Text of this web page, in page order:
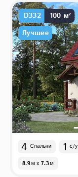
D332
100 м²
Лучшее
4 Спальни 1 с/у
8.9м x 7.3м